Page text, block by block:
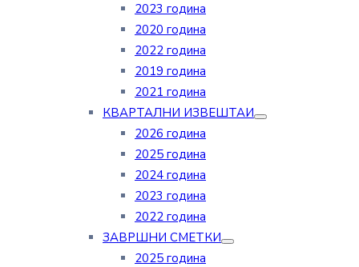
2023 година
2020 година
2022 година
2019 година
2021 година
КВАРТАЛНИ ИЗВЕШТАИ
2026 година
2025 година
2024 година
2023 година
2022 година
ЗАВРШНИ СМЕТКИ
2025 година